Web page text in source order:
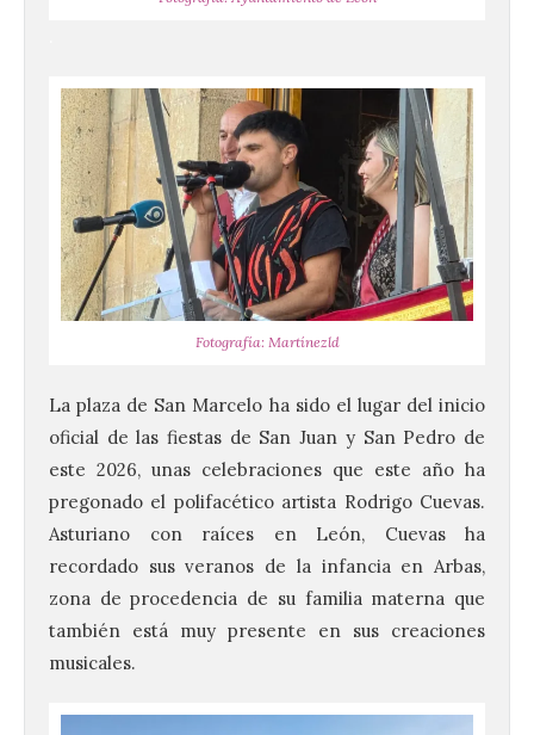
Fotografía: Martínezld
La plaza de San Marcelo ha sido el lugar del inicio
oficial de las fiestas de San Juan y San Pedro de
este 2026, unas celebraciones que este año ha
pregonado el polifacético artista Rodrigo Cuevas.
Asturiano con raíces en León, Cuevas ha
recordado sus veranos de la infancia en Arbas,
zona de procedencia de su familia materna que
también está muy presente en sus creaciones
musicales.